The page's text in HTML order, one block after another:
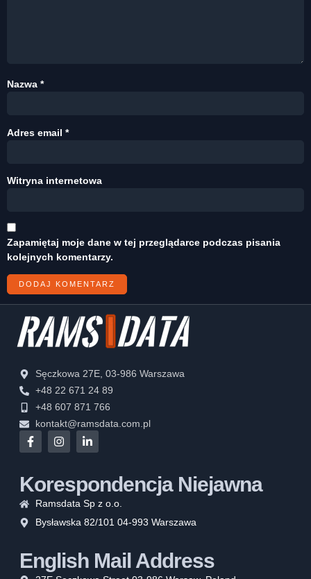
Nazwa *
Adres email *
Witryna internetowa
Zapamiętaj moje dane w tej przeglądarce podczas pisania
kolejnych komentarzy.
Sęczkowa 27E, 03-986 Warszawa
+48 22 671 24 89
+48 607 871 766
kontakt@ramsdata.com.pl
Korespondencja Niejawna
Ramsdata Sp z o.o.
Bysławska 82/101 04-993 Warszawa
English Mail Address